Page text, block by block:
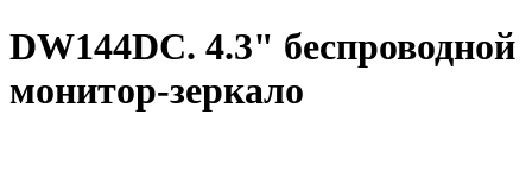
DW144DC. 4.3" беспроводной
монитор-зеркало